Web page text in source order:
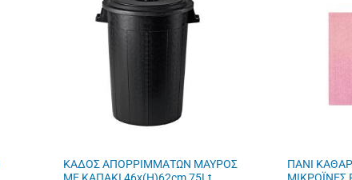
ΚΑΔΟΣ ΑΠΟΡΡΙΜΜΑΤΩΝ ΜΑΥΡΟΣ
ΠΑΝΙ